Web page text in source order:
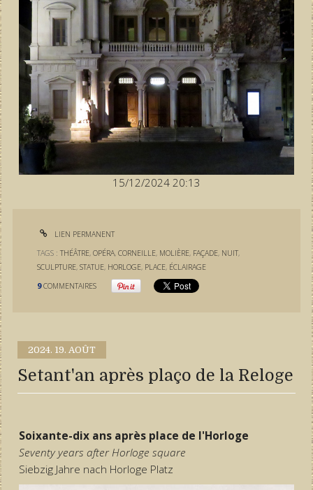
15/12/2024 20:13
LIEN PERMANENT
TAGS :THÉÂTRE,OPÉRA,CORNEILLE, MOLIÈRE, FAÇADE, NUIT,
SCULPTURE,STATUE, HORLOGE, PLACE, ÉCLAIRAGE
9 COMMENTAIRES
2024. 19. AOÛT
Setant'an après plaço de la Reloge
Soixante-dix ans après place de l'Horloge
Seventy years after Horloge square
Siebzig Jahre nach Horloge Platz